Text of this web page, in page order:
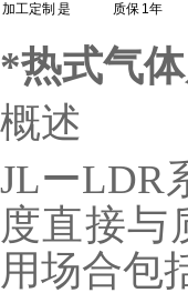
加工定制 是 质保 1年
*热式气
概述
JLーLDR
度直接与
用场合包